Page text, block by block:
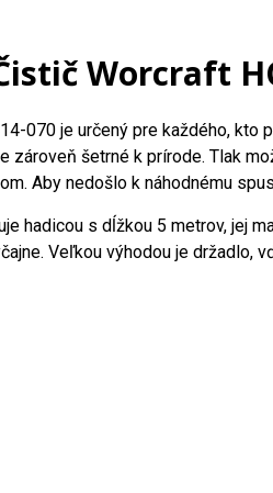
Worcraft
070 je určený pre každého,
zároveň šetrné k prírode. Tlak
Aby nedošlo k náhodnému
hadicou s dĺžkou 5 metrov, jej
Veľkou výhodou je držadlo,